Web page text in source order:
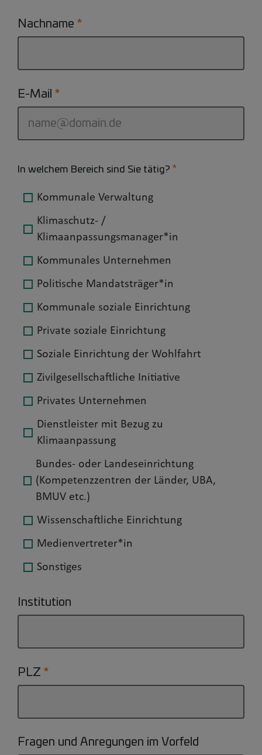
Nachname
E-Mail
In welchem Bereich sind Sie tätig?
Kommunale Verwaltung
Klimaschutz- /
Klimaanpassungsmanager*in
Kommunales Unternehmen
Politische Mandatsträger*in
Kommunale soziale Einrichtung
Private soziale Einrichtung
Soziale Einrichtung der Wohlfahrt
Zivilgesellschaftliche Initiative
Privates Unternehmen
Dienstleister mit Bezug zu
Klimaanpassung
Bundes- oder Landeseinrichtung
(Kompetenzzentren der Länder, UBA,
BMUV etc.)
Wissenschaftliche Einrichtung
Medienvertreter*in
Sonstiges
Institution
PLZ
Fragen und Anregungen im Vorfeld